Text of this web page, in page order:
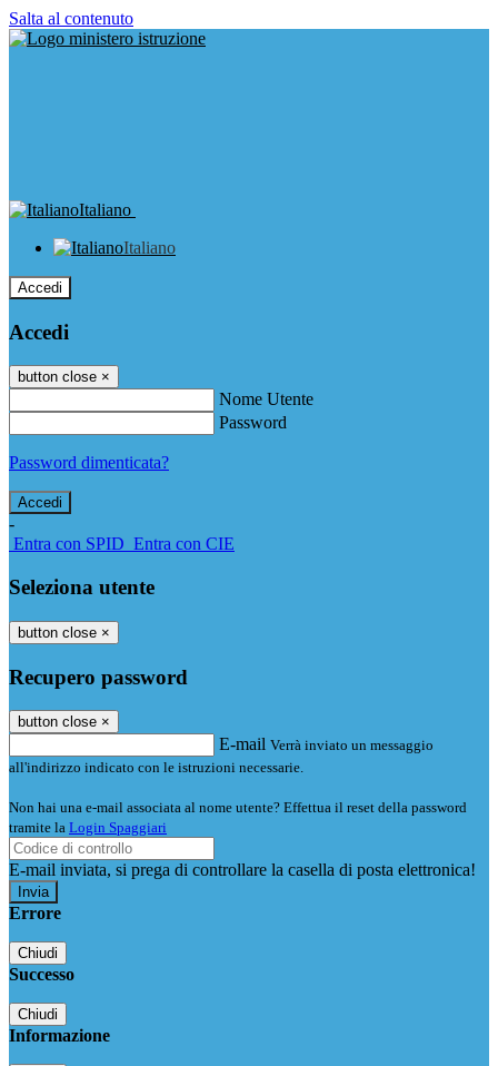
Salta al contenuto
Italiano
Italiano
Accedi
Accedi
button close ×
Nome Utente
Password
Password dimenticata?
-
Entra con SPID Entra con CIE
Seleziona utente
button close ×
Recupero password
button close ×
E-mail Verrà inviato un messaggio
all'indirizzo indicato con le istruzioni necessarie.
Non hai una e-mail associata al nome utente? Effettua il reset della password
tramite la Login Spaggiari
E-mail inviata, si prega di controllare la casella di posta elettronica!
Errore
Chiudi
Successo
Chiudi
Informazione